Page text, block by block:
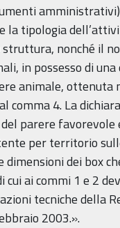
la tipologia
nonché il
in possesso di
animale, ottenuta
comma 4. La
parere
per territorio
dei box
ai commi 1 e 2
tecniche della
2003.».